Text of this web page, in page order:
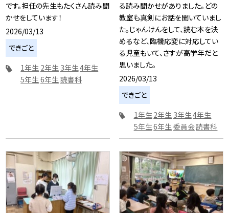
です。担任の先生もたくさん読み聞
かせをしています！
2026/03/13
できごと
1年生 2年生 3年生4年生
5年生 6年生 読書科
る読み聞かせがありました。どの
教室も真剣にお話を聞いていまし
た。じゃんけんをして、読む本を決
めるなど、臨機応変に対応してい
る児童もいて、さすが高学年だと
思いました。
2026/03/13
できごと
1年生 2年生 3年生4年生
5年生6年生 委員会読書科